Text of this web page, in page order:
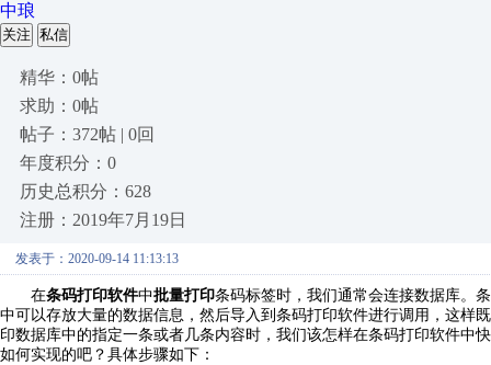
中琅
关注 私信
精华：0帖
求助：0帖
帖子：372帖 | 0回
年度积分：0
历史总积分：628
注册：2019年7月19日
发表于：2020-09-14 11:13:13
在条码打印软件中批量打印条码标签时，我们通常会连接数据库。
中可以存放大量的数据信息，然后导入到条码打印软件进行调用，这样
印数据库中的指定一条或者几条内容时，我们该怎样在条码打印软件中
如何实现的吧？具体步骤如下：